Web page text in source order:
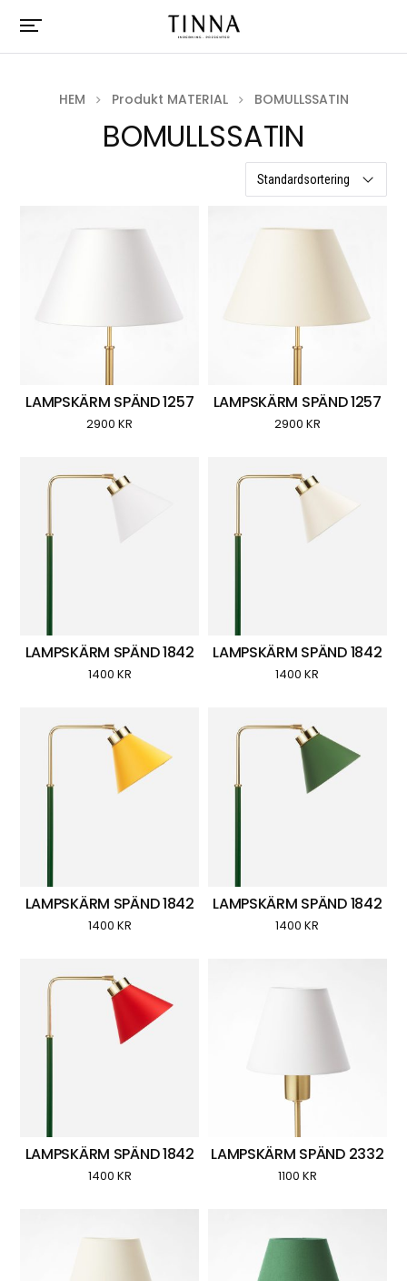
HEM Produkt MATERIAL BOMULLSSATIN
BOMULLSSATIN
LAMPSKÄRM SPÄND 1257
2900KR
LAMPSKÄRM SPÄND 1257
2900 KR
LAMPSKÄRM SPÄND 1842
1400 KR
LAMPSKÄRM SPÄND 1842
1400KR
LAMPSKÄRM SPÄND 1842
1400 KR
LAMPSKÄRM SPÄND 1842
1400KR
LAMPSKÄRM SPÄND 1842
1400 KR
LAMPSKÄRM SPÄND 2332
1100 KR